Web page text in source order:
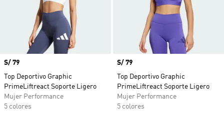
Precio
S/ 79
Top Deportivo Graphic
PrimeLiftreact Soporte Ligero
Mujer Performance
5 colores
Precio
S/ 79
Top Deportivo Graphic
PrimeLiftreact Soporte Ligero
Mujer Performance
5 colores